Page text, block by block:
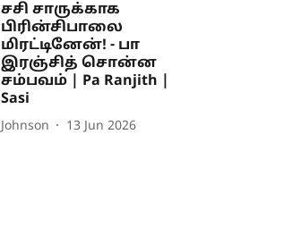
சசி சாருக்காக
பிரின்சிபாலை
மிரட்டினேன்! - பா
இரஞ்சித் சொன்ன
சம்பவம் | Pa Ranjith |
Sasi
Johnson 13 Jun 2026